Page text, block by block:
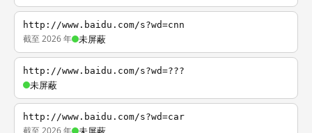
http://www.baidu.com/s?wd=cnn
截至 2026 年 未屏蔽
http://www.baidu.com/s?wd=???
未屏蔽
http://www.baidu.com/s?wd=car
截至 2026 年